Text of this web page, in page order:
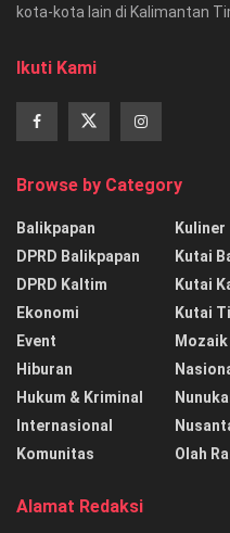
kota-kota lain di Kalimantan
Ikuti Kami
Browse by Category
Balikpapan
DPRD Balikpapan
DPRD Kaltim
Ekonomi
Event
Hiburan
Hukum & Kriminal
Internasional
Komunitas
Kuliner
Kutai
Kutai
Kutai
Mozaik
Olah
Alamat Redaksi